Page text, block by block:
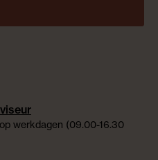
werkdagen (09.00-16.30